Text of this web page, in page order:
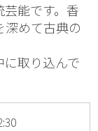
能です。香
深めて古典の
取り込んで